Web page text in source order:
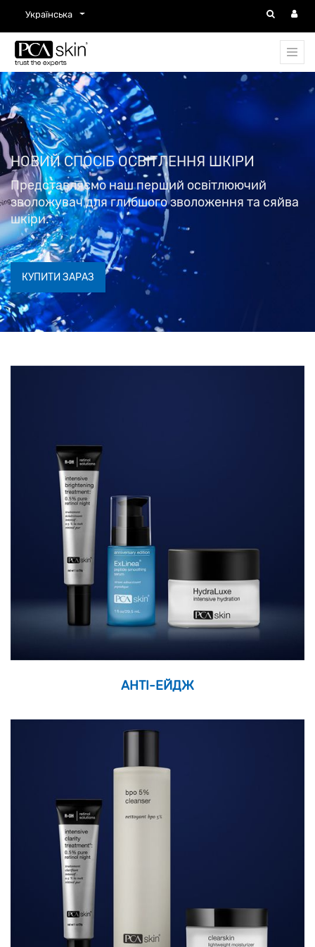
Українська
НОВИЙ СПОСІБ ОСВІТЛЕННЯ ШКІРИ
Представляємо наш перший освітлюючий
зволожувач для глибшого зволоження та сяйва
шкіри.
КУПИТИ ЗАРАЗ
АНТІ-ЕЙДЖ